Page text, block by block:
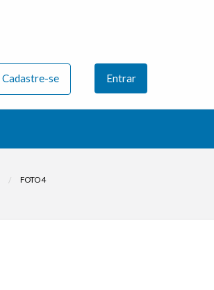
Cadastre-se Entrar
FOTO 4